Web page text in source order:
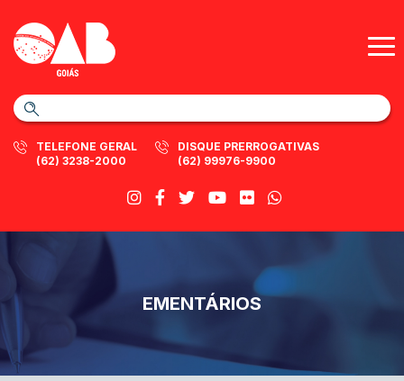
TELEFONE GERAL
(62) 3238-2000
DISQUE PRERROGATIVAS
(62) 99976-9900
EMENTÁRIOS